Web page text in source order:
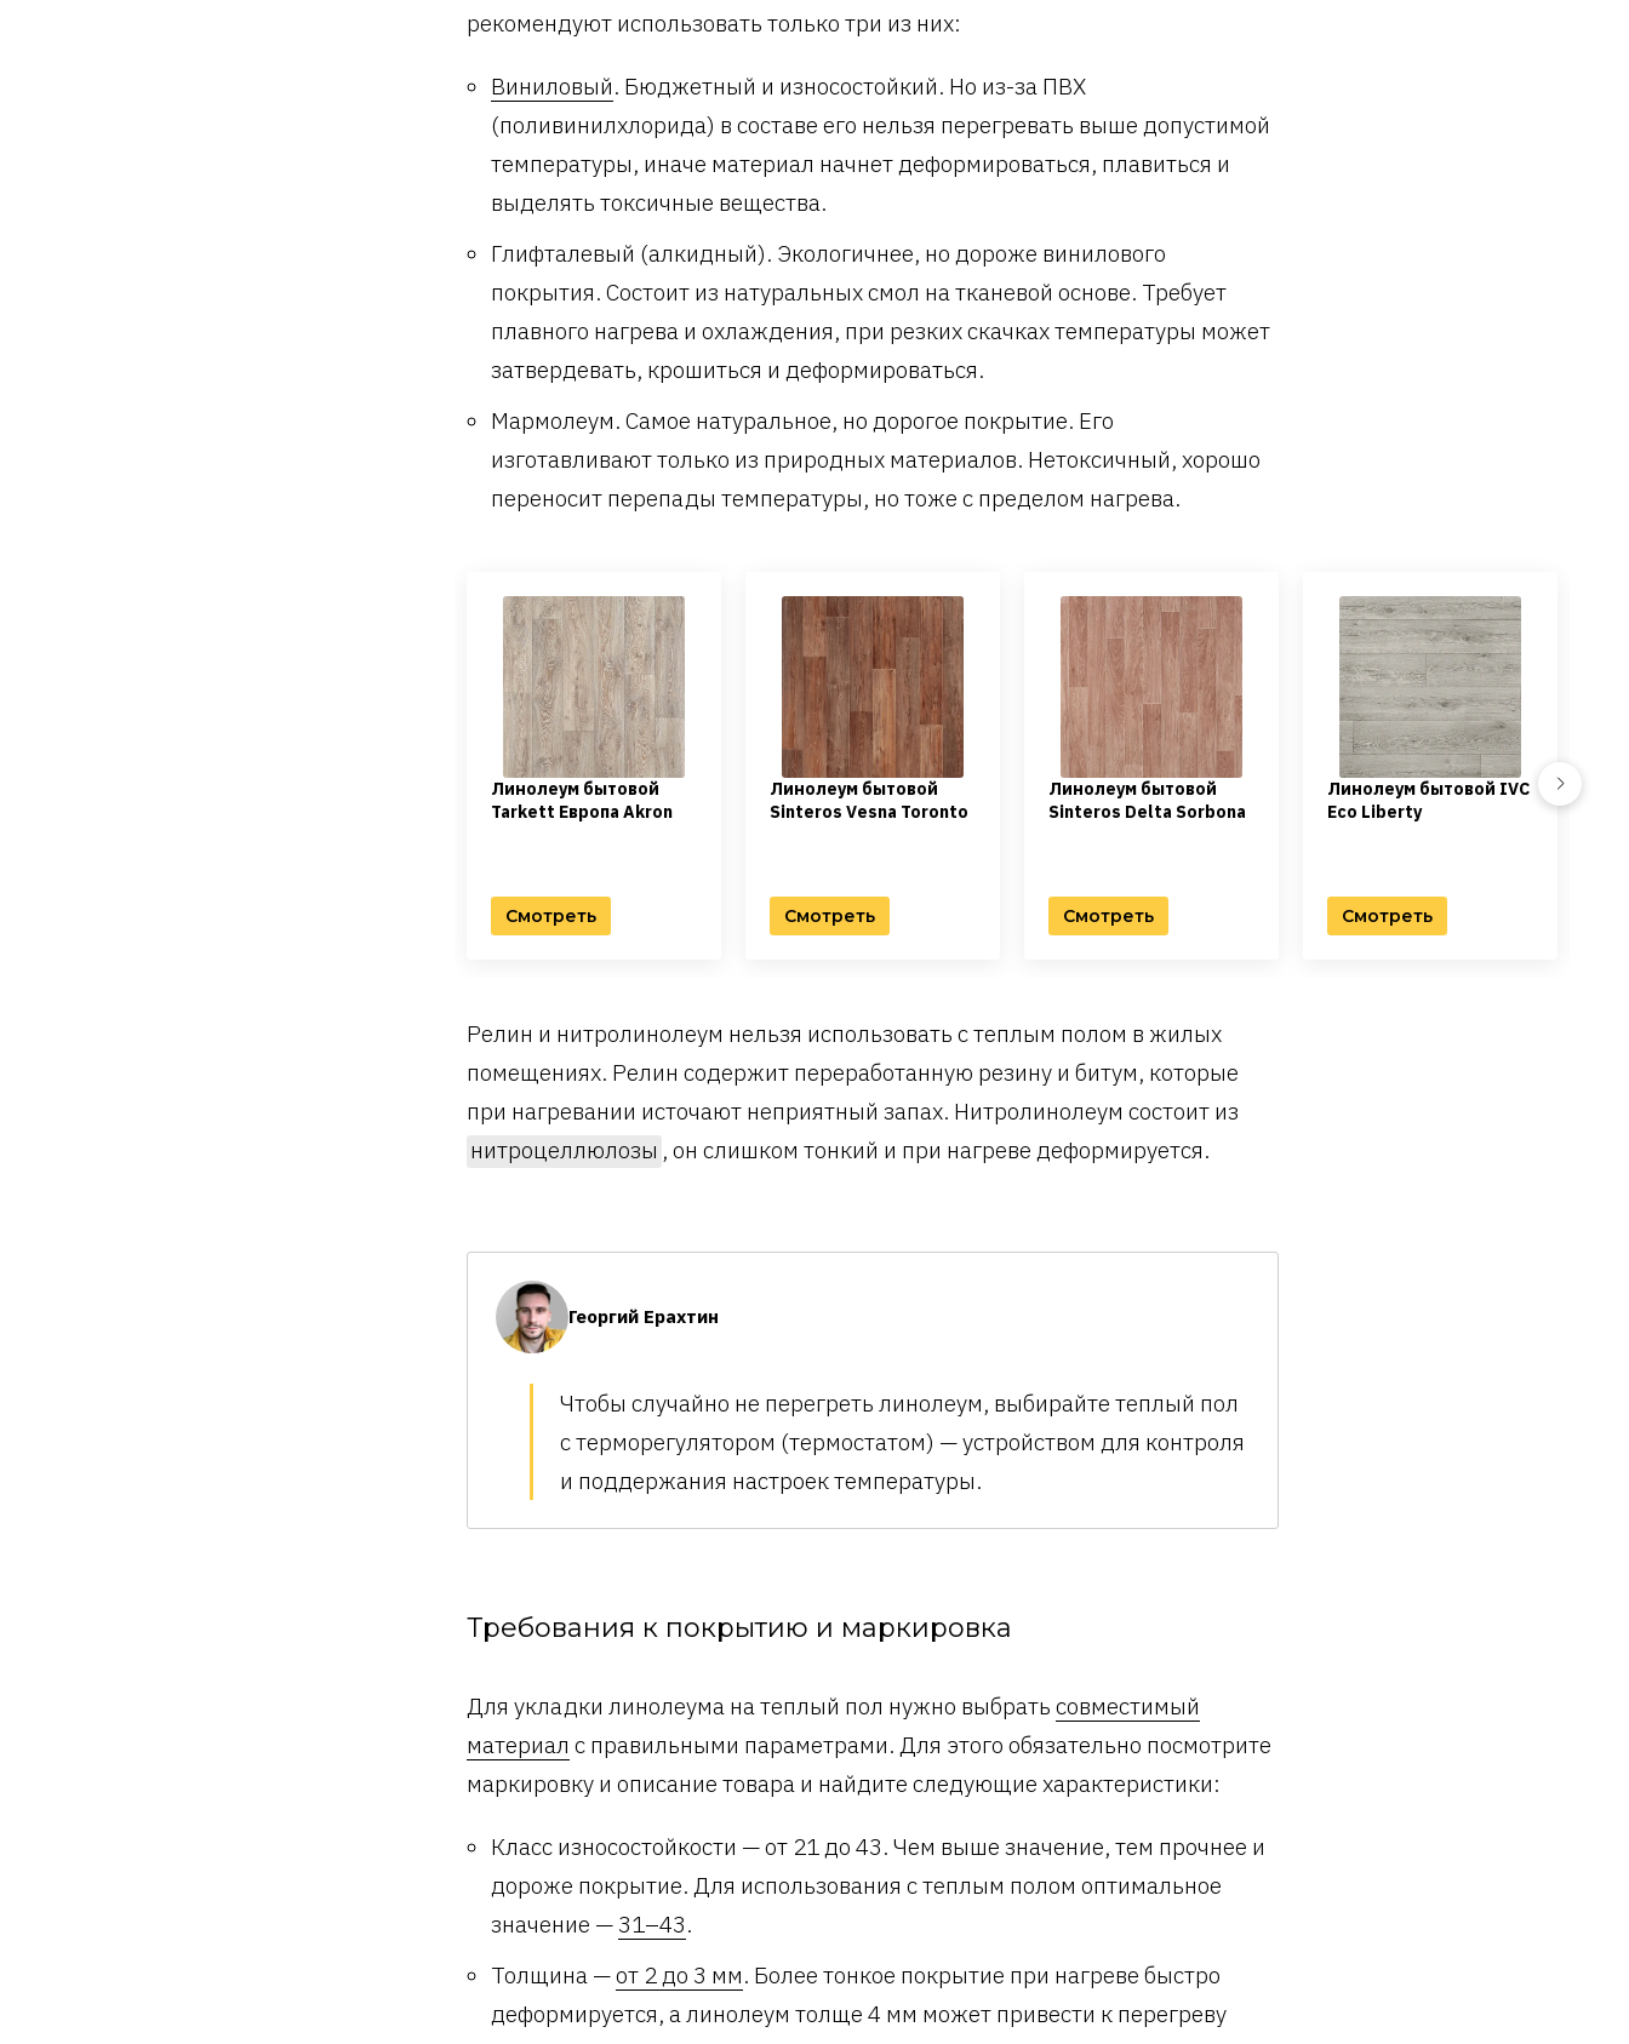
рекомендуют использовать только три из них:
Виниловый. Бюджетный и износостойкий. Но из-за ПВХ
(поливинилхлорида) в составе его нельзя перегревать выше допустимой
температуры, иначе материал начнет деформироваться, плавиться и
выделять токсичные вещества.
Глифталевый (алкидный). Экологичнее, но дороже винилового
покрытия. Состоит из натуральных смол на тканевой основе. Требует
плавного нагрева и охлаждения, при резких скачках температуры может
затвердевать, крошиться и деформироваться.
Мармолеум. Самое натуральное, но дорогое покрытие. Его
изготавливают только из природных материалов. Нетоксичный, хорошо
переносит перепады температуры, но тоже с пределом нагрева.
Линолеум бытовой
Tarkett Европа Akron
Смотреть
Линолеум бытовой
Sinteros Vesna Toronto
Смотреть
Линолеум бытовой
Sinteros Delta Sorbona
Смотреть
Линолеум бытовой IVC
Eco Liberty
Смотреть
Next
Релин и нитролинолеум нельзя использовать с теплым полом в жилых
помещениях. Релин содержит переработанную резину и битум, которые
при нагревании источают неприятный запах. Нитролинолеум состоит из
нитроцеллюлозы , он слишком тонкий и при нагреве деформируется.
Георгий Ерахтин
Чтобы случайно не перегреть линолеум, выбирайте теплый пол
с терморегулятором (термостатом) — устройством для контроля
и поддержания настроек температуры.
Требования к покрытию и маркировка
Для укладки линолеума на теплый пол нужно выбрать совместимый
материал с правильными параметрами. Для этого обязательно посмотрите
маркировку и описание товара и найдите следующие характеристики:
Класс износостойкости — от 21 до 43. Чем выше значение, тем прочнее и
дороже покрытие. Для использования с теплым полом оптимальное
значение — 31–43.
Толщина —от 2 до 3 мм. Более тонкое покрытие при нагреве быстро
деформируется, а линолеум толще 4 мм может привести к перегреву